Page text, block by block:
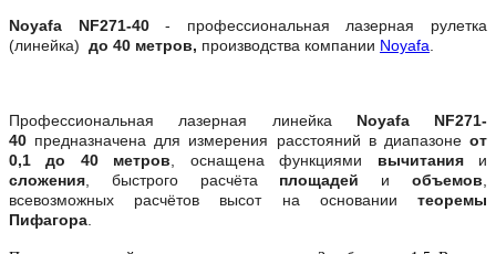
Noyafa NF271-40- профессиональная лазерная рулетка
(линейка) до 40 метров, производства компании Noyafa.
Профессиональная лазерная линейка Noyafa NF271-
40 предназначена для измерения расстояний в диапазоне от
0,1 до 40 метров, оснащена функциями вычитания и
сложения, быстрого расчёта площадей иобъемов,
всевозможных расчётов высот на основании теоремы
Пифагора.